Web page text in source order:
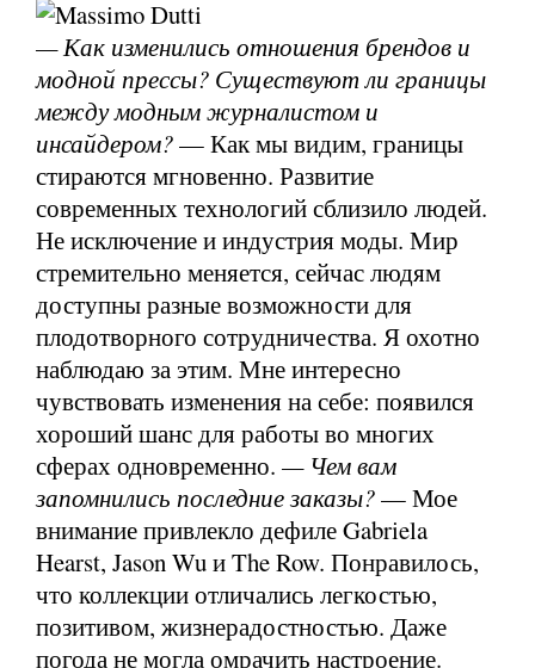
— Как изменились отношения брендов и
модной прессы? Существуют ли границы
между модным журналистом и
инсайдером?— Как мы видим, границы
стираются мгновенно. Развитие
современных технологий сблизило людей.
Не исключение и индустрия моды. Мир
стремительно меняется, сейчас людям
доступны разные возможности для
плодотворного сотрудничества. Я охотно
наблюдаю за этим. Мне интересно
чувствовать изменения на себе: появился
хороший шанс для работы во многих
сферах одновременно. — Чем вам
запомнились последние заказы?— Мое
внимание привлекло дефиле Gabriela
Hearst, Jason Wu и The Row. Понравилось,
что коллекции отличались легкостью,
позитивом, жизнерадостностью. Даже
погода не могла омрачить настроение.